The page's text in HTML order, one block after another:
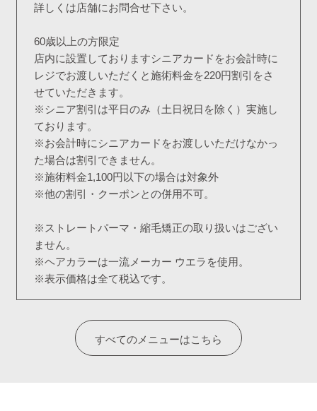
詳しくは店舗にお問合せ下さい。
60歳以上の方限定
店内に設置しておりますシニアカードをお会計時に
レジでお渡しいただくと施術料金を220円割引をさ
せていただきます。
※シニア割引は平日のみ（土日祝日を除く）実施し
ております。
※お会計時にシニアカードをお渡しいただけなかっ
た場合は割引できません。
※施術料金1,100円以下の場合は対象外
※他の割引・クーポンとの併用不可。
※ストレートパーマ・縮毛矯正の取り扱いはござい
ません。
※ヘアカラーは一流メーカー ウエラを使用。
※表示価格は全て税込です。
すべてのメニューはこちら